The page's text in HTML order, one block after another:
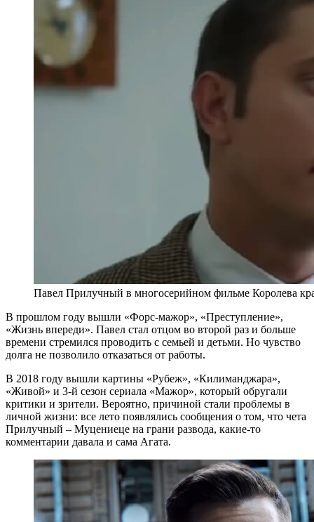
Павел Прилучный в многосерийном фильме Королева
В прошлом году вышли «Форс-мажор», «Преступление»,
«Жизнь впереди». Павел стал отцом во второй раз и больше
времени стремился проводить с семьей и детьми. Но чувство
долга не позволило отказаться от работы.
В 2018 году вышли картины «Рубеж», «Килиманджара»,
«Живой» и 3-й сезон сериала «Мажор», который обругали
критики и зрители. Вероятно, причиной стали проблемы в
личной жизни: все лето появлялись сообщения о том, что чета
Прилучный – Муцениеце на грани развода, какие-то
комментарии давала и сама Агата.